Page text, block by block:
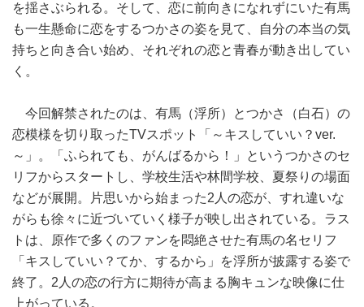
を揺さぶられる。そして、恋に前向きになれずにいた有馬
も一生懸命に恋をするつかさの姿を見て、自分の本当の気
持ちと向き合い始め、それぞれの恋と青春が動き出してい
く。
今回解禁されたのは、有馬（浮所）とつかさ（白石）の
恋模様を切り取ったTVスポット「～キスしていい？ver.
～」。「ふられても、がんばるから！」というつかさのセ
リフからスタートし、学校生活や林間学校、夏祭りの場面
などが展開。片思いから始まった2人の恋が、すれ違いな
がらも徐々に近づいていく様子が映し出されている。ラス
トは、原作で多くのファンを悶絶させた有馬の名セリフ
「キスしていい？てか、するから」を浮所が披露する姿で
終了。2人の恋の行方に期待が高まる胸キュンな映像に仕
上がっている。